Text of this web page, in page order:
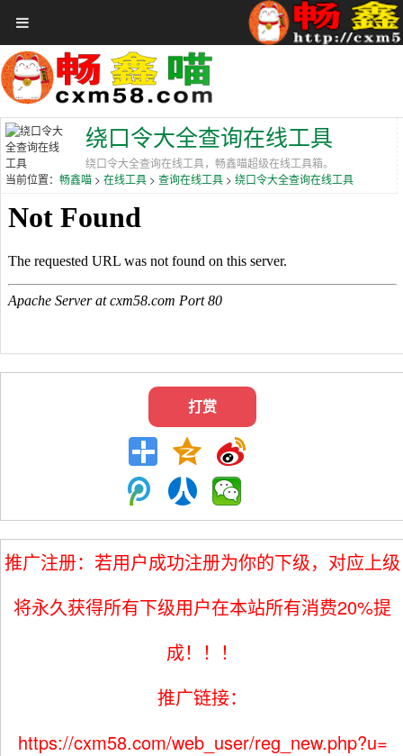
首页
在线工具
关于畅鑫喵
赞助VIP会员
聚合娱乐
全网影视
影视大全
音乐大厅
登录 注册
绕口令大全查询在线工具
绕口令大全查询在线工具，畅鑫喵超级在线工具箱。
当前位置： 畅鑫喵 > 在线工具 > 查询在线工具 > 绕口令大全查询在线工具
打赏
推广注册：若用户成功注册为你的下级，对应上级
将永久获得所有下级用户在本站所有消费20%提
成！！！
推广链接：
https://cxm58.com/web_user/reg_new.php?u=